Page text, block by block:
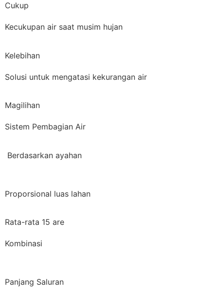
Cukup
Kecukupan air saat musim hujan
Kelebihan
Solusi untuk mengatasi kekurangan air
Magilihan
Sistem Pembagian Air
Berdasarkan ayahan
Proporsional luas lahan
Rata-rata 15 are
Kombinasi
Panjang Saluran